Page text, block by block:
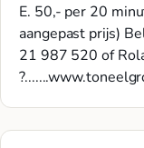
E. 50,- per 20
aangepast prijs)
21 987 520 of